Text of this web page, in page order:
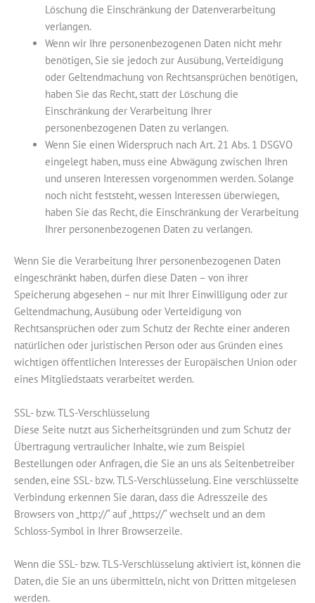
Löschung die Einschränkung der Datenverarbeitung
verlangen.
Wenn wir Ihre personenbezogenen Daten nicht mehr
benötigen, Sie sie jedoch zur Ausübung, Verteidigung
oder Geltendmachung von Rechtsansprüchen benötigen,
haben Sie das Recht, statt der Löschung die
Einschränkung der Verarbeitung Ihrer
personenbezogenen Daten zu verlangen.
Wenn Sie einen Widerspruch nach Art. 21 Abs. 1 DSGVO
eingelegt haben, muss eine Abwägung zwischen Ihren
und unseren Interessen vorgenommen werden. Solange
noch nicht feststeht, wessen Interessen überwiegen,
haben Sie das Recht, die Einschränkung der Verarbeitung
Ihrer personenbezogenen Daten zu verlangen.
Wenn Sie die Verarbeitung Ihrer personenbezogenen Daten
eingeschränkt haben, dürfen diese Daten – von ihrer
Speicherung abgesehen – nur mit Ihrer Einwilligung oder zur
Geltendmachung, Ausübung oder Verteidigung von
Rechtsansprüchen oder zum Schutz der Rechte einer anderen
natürlichen oder juristischen Person oder aus Gründen eines
wichtigen öffentlichen Interesses der Europäischen Union oder
eines Mitgliedstaats verarbeitet werden.
SSL- bzw. TLS-Verschlüsselung
Diese Seite nutzt aus Sicherheitsgründen und zum Schutz der
Übertragung vertraulicher Inhalte, wie zum Beispiel
Bestellungen oder Anfragen, die Sie an uns als Seitenbetreiber
senden, eine SSL- bzw. TLS-Verschlüsselung. Eine verschlüsselte
Verbindung erkennen Sie daran, dass die Adresszeile des
Browsers von „http://“ auf „https://“ wechselt und an dem
Schloss-Symbol in Ihrer Browserzeile.
Wenn die SSL- bzw. TLS-Verschlüsselung aktiviert ist, können die
Daten, die Sie an uns übermitteln, nicht von Dritten mitgelesen
werden.